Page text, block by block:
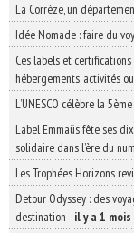
La Corrèze, un
Idée Nomade : faire du
Ces labels et
hébergements, activités
L’UNESCO célèbre la
Label Emmaüs fête ses
solidaire dans l’ère du
Les Trophées Horizons
Detour Odyssey : des
destination -il y a 1 mois